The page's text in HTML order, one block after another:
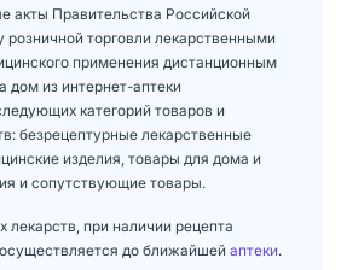
акты Правительства Российской
торговли лекарственными
применения дистанционным
дом из интернет-аптеки
категорий товаров и
безрецептурные лекарственные
изделия, товары для дома и
и сопутствующие товары.
лекарств, при наличии рецепта
до ближайшей аптеки.